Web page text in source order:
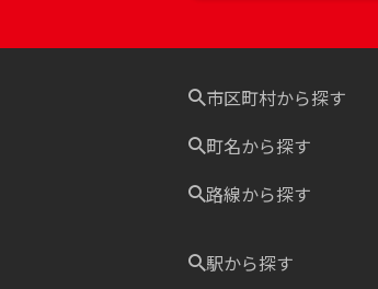
市区町村から探す
町名から探す
路線から探す
駅から探す